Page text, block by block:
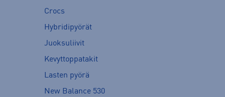
Crocs
Hybridipyörät
Juoksuliivit
Kevyttoppatakit
Lasten pyörä
New Balance 530